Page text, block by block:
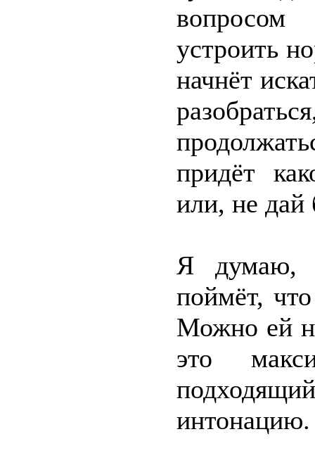
устроить
начнёт
придёт
или, не дай
Я думаю,
поймёт,
Можно ей
это
интонацию.